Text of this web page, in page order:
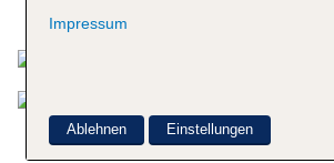
Impressum
Ablehnen Einstellungen